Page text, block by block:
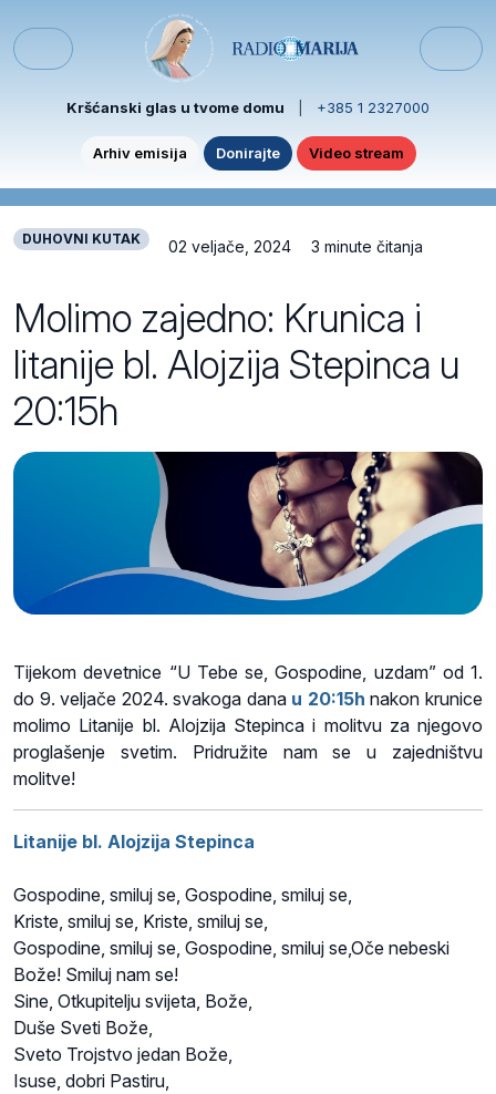
Menu
Kršćanski glas u tvome domu +385 1 2327000
Arhiv emisija Donirajte Video stream
DUHOVNI KUTAK 02 veljače, 2024 3 minute čitanja
Molimo zajedno: Krunica i
litanije bl. Alojzija Stepinca u
20:15h
Tijekom devetnice “U Tebe se, Gospodine, uzdam” od 1.
do 9. veljače 2024. svakoga dana u 20:15h nakon krunice
molimo Litanije bl. Alojzija Stepinca i molitvu za njegovo
proglašenje svetim. Pridružite nam se u zajedništvu
molitve!
Litanije bl. Alojzija Stepinca
Gospodine, smiluj se, Gospodine, smiluj se,
Kriste, smiluj se, Kriste, smiluj se,
Gospodine, smiluj se, Gospodine, smiluj se,Oče nebeski
Bože! Smiluj nam se!
Sine, Otkupitelju svijeta, Bože,
Duše Sveti Bože,
Sveto Trojstvo jedan Bože,
Isuse, dobri Pastiru,